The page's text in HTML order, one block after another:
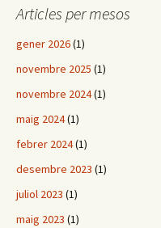
Articles per mesos
gener 2026(1)
novembre 2025 (1)
novembre 2024(1)
maig 2024(1)
febrer 2024(1)
desembre 2023 (1)
juliol 2023 (1)
maig 2023 (1)